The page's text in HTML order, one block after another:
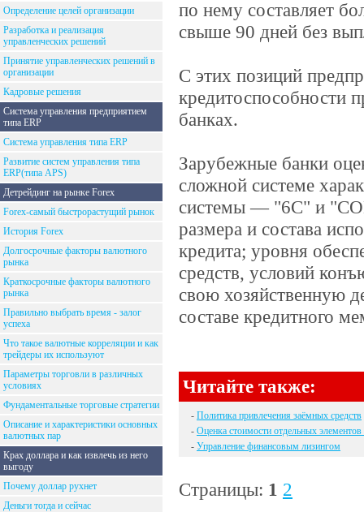
Определение целей организации
Разработка и реализация
управленческих решений
Принятие управленческих решений в
организации
Кадровые решения
Система управления предприятием
типа ERP
Система управления типа ERP
Развитие систем управления типа
ERP(типа APS)
Детрейдинг на рынке Forex
Forex-самый быстрорастущий рынок
История Forex
Долгосрочные факторы валютного
рынка
Краткосрочные факторы валютного
рынка
Правильно выбрать время - залог
успеха
Что такое валютные корреляции и как
трейдеры их используют
Параметры торговли в различных
условиях
Фундаментальные торговые стратегии
Описание и характеристики основных
валютных пар
Крах доллара и как извлечь из него
выгоду
Почему доллар рухнет
Деньги тогда и сейчас
по нему составляет
свыше 90 дней без
С этих позиций
кредитоспособности
банках.
Зарубежные банки
сложной системе
системы — "6С" и
размера и состава
кредита; уровня
средств, условий
свою хозяйственную
составе кредитного
Читайте также:
- Политика привлечения заёмных средств
- Оценка стоимости отдельных элементов
- Управление финансовым лизингом
Страницы: 1 2